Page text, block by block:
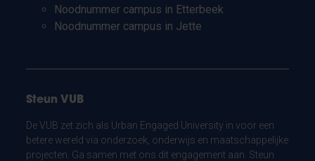
Noodnummer campus in Etterbeek
Noodnummer campus in Jette
Steun VUB
De VUB zet zich als Urban Engaged University in voor een
betere wereld via onderzoek, onderwijs en maatschappelijke
projecten. Ga samen met ons dit engagement aan. Steun